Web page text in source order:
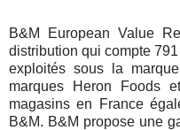
B&M European Value
distribution qui compte
exploités sous la
marques Heron Foods
magasins en France
B&M. B&M propose une